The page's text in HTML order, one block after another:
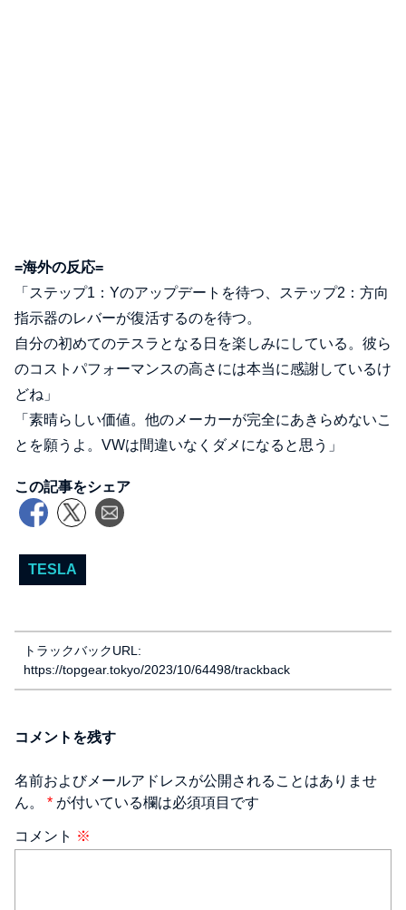
=海外の反応=
「ステップ1：Yのアップデートを待つ、ステップ2：方向
指示器のレバーが復活するのを待つ。
自分の初めてのテスラとなる日を楽しみにしている。彼ら
のコストパフォーマンスの高さには本当に感謝しているけ
どね」
「素晴らしい価値。他のメーカーが完全にあきらめないこ
とを願うよ。VWは間違いなくダメになると思う」
この記事をシェア
TESLA
トラックバックURL:
https://topgear.tokyo/2023/10/64498/trackback
コメントを残す
名前およびメールアドレスが公開されることはありませ
ん。 * が付いている欄は必須項目です
コメント ※